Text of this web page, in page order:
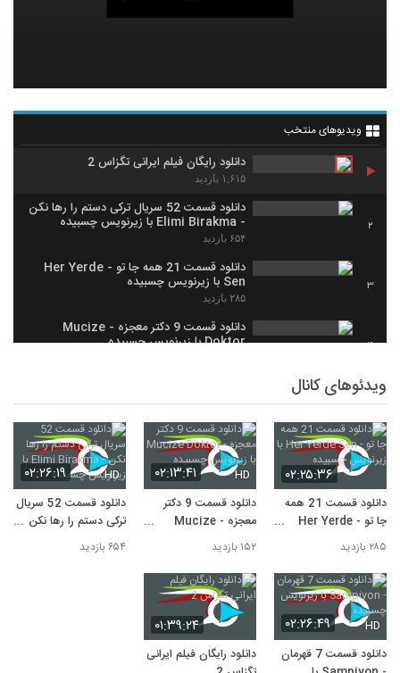
ویدیوهای منتخب
دانلود رایگان فیلم ایرانی تگزاس 2
۱,۶۱۵ بازدید
2
دانلود قسمت 52 سریال ترکی دستم را رها نکن
- Elimi Birakma با زیرنویس چسبیده
۶۵۴ بازدید
3
دانلود قسمت 21 همه جا تو - Her Yerde
Sen با زیرنویس چسبیده
۲۸۵ بازدید
4
دانلود قسمت 9 دکتر معجزه - Mucize
Doktor با زیرنویس چسبیده
5 زیرنویس چسبیده
ویدئوهای کانال
۰۲:۲۵:۳۶
دانلود قسمت 21 همه
جا تو - Her Yerde
Sen با زیرنویس
چسبیده
۲۸۵ بازدید
۰۲:۱۳:۴۱ HD
دانلود قسمت 9 دکتر
معجزه - Mucize
چسبیده
۱۵۲ بازدید
۰۲:۲۶:۱۹ HD
دانلود قسمت 52 سریال
ترکی دستم را رها نکن -
زیرنویس چسبیده
۶۵۴ بازدید
۰۲:۲۶:۴۹ HD
دانلود قسمت 7 قهرمان
۰۱:۳۹:۲۴
دانلود رایگان فیلم ایرانی